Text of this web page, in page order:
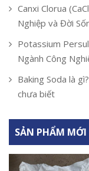
Canxi Clorua
Nghiệp và Đời
Potassium
Ngành Công
Baking Soda là
chưa biết
SẢN PHẨM MỚI